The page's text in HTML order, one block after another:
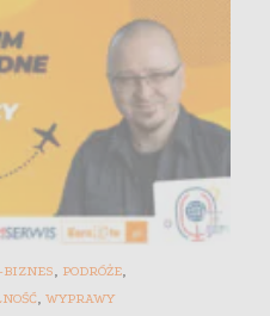
BIZNES, PODRÓŻE,
, WYPRAWY